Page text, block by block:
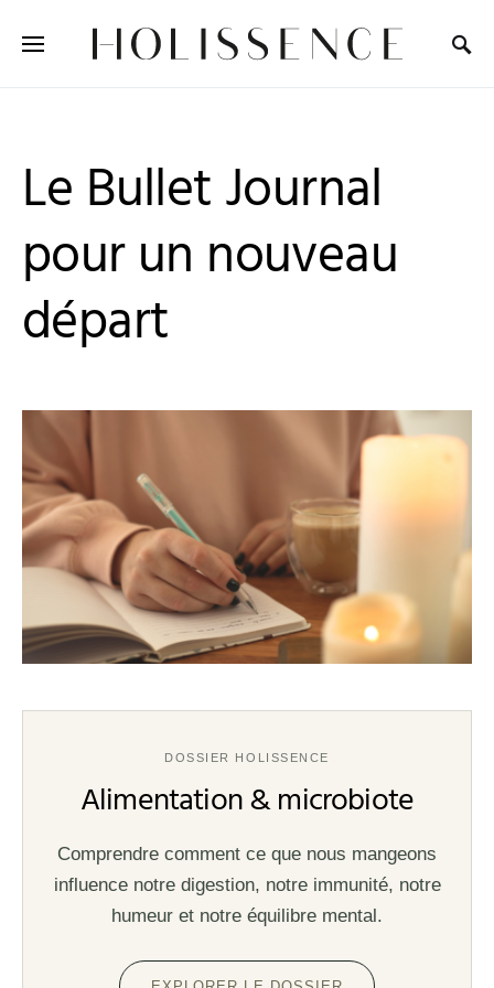
Le Bullet Journal
pour un nouveau
départ
DOSSIER HOLISSENCE
Alimentation & microbiote
Comprendre comment ce que nous mangeons
influence notre digestion, notre immunité, notre
humeur et notre équilibre mental.